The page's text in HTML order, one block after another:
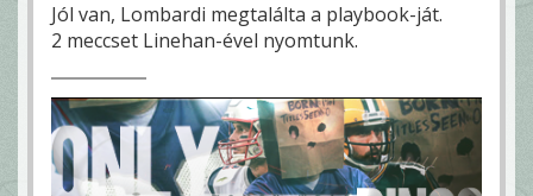
Jól van, Lombardi megtalálta a playbook-ját.
2 meccset Linehan-ével nyomtunk.